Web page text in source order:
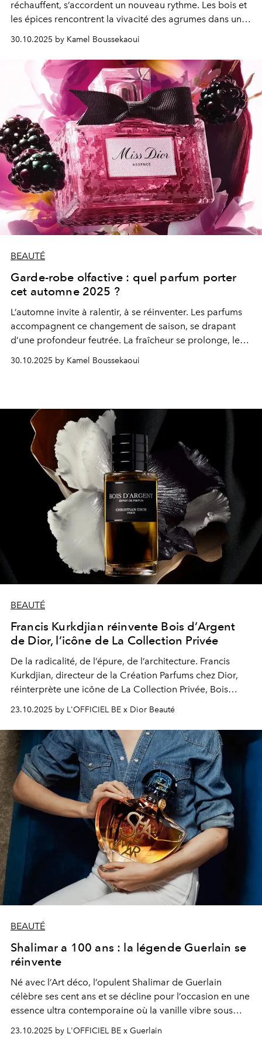
réchauffent, s’accordent un nouveau rythme. Les bois et
les épices rencontrent la vivacité des agrumes dans un
Une écriture olfactive qui affirme la personnalité autant
qu’elle la révèle.
30.10.2025 by Kamel Boussekaoui
BEAUTÉ
Garde-robe olfactive : quel parfum porter
cet automne 2025 ?
L’automne invite à ralentir, à se réinventer. Les parfums
accompagnent ce changement de saison, se drapant
d’une profondeur feutrée. La fraîcheur se prolonge, les
bois se parent de velours. Dans cet équilibre subtil entre
une allure. Une sélection pensée comme une garde-
robe olfactive d’automne, expression d’une
personnalité.
30.10.2025 by Kamel Boussekaoui
BEAUTÉ
Francis Kurkdjian réinvente Bois d’Argent
de Dior, l’icône de La Collection Privée
De la radicalité, de l’épure, de l’architecture. Francis
Kurkdjian, directeur de la Création Parfums chez Dior,
réinterprète une icône de La Collection Privée, Bois
mystérieuse, articulée entre l’iris et l’encens.
23.10.2025 by L'OFFICIEL BE x Dior Beauté
BEAUTÉ
Shalimar a 100 ans : la légende Guerlain se
réinvente
Né avec l’Art déco, l’opulent Shalimar de Guerlain
célèbre ses cent ans et se décline pour l’occasion en une
essence ultra contemporaine où la vanille vibre sous
23.10.2025 by L'OFFICIEL BE x Guerlain